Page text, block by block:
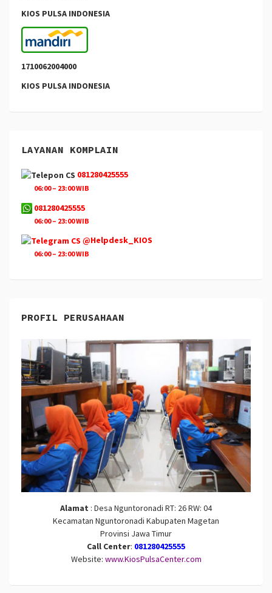
KIOS PULSA INDONESIA
1710062004000
KIOS PULSA INDONESIA
LAYANAN KOMPLAIN
081280425555
06:00 – 23:00 WIB
081280425555
06:00 – 23:00 WIB
@Helpdesk_KIOS
06:00 – 23:00 WIB
PROFIL PERUSAHAAN
Alamat : Desa Nguntoronadi RT: 26 RW: 04
Kecamatan Nguntoronadi Kabupaten Magetan
Provinsi Jawa Timur
Call Center: 081280425555
Website: www.KiosPulsaCenter.com